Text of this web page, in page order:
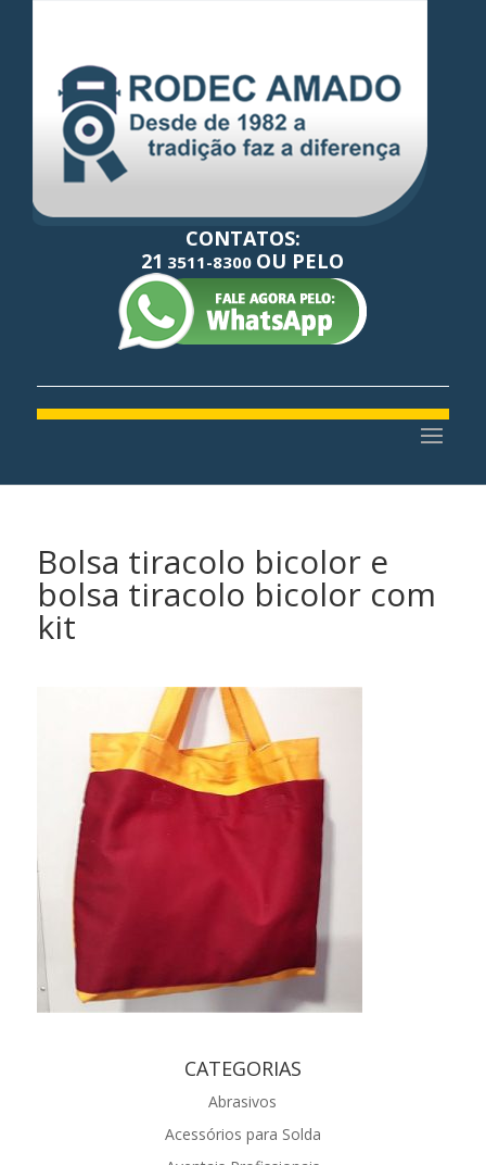
CONTATOS:
21 3511-8300 OU PELO
Bolsa tiracolo bicolor e
bolsa tiracolo bicolor com
kit
CATEGORIAS
Abrasivos
Acessórios para Solda